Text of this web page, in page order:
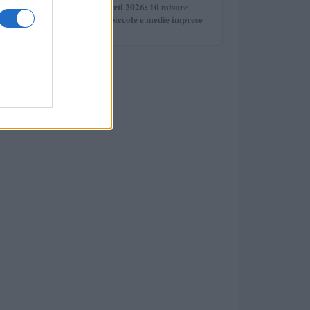
5
Bandi sempre aperti 2026: 10 misure
strutturali per le piccole e medie imprese